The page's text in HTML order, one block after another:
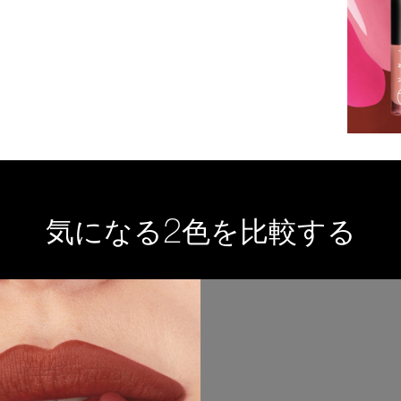
気になる2色を比較する